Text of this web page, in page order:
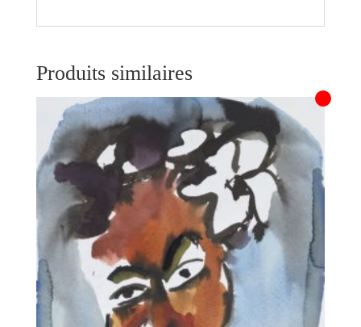
Produits similaires